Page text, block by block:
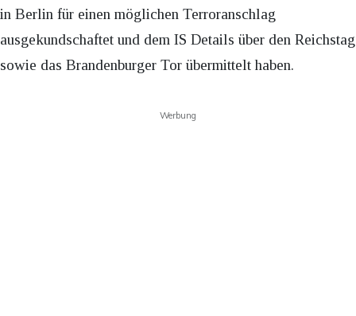
in Berlin für einen möglichen Terroranschlag
ausgekundschaftet und dem IS Details über den Reichstag
sowie das Brandenburger Tor übermittelt haben.
Werbung